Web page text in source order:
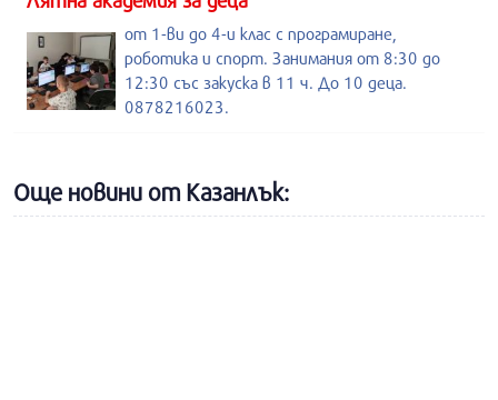
от 1-ви до 4-и клас с програмиране,
роботика и спорт. Занимания от 8:30 до
12:30 със закуска в 11 ч. До 10 деца.
0878216023.
Още новини от Казанлък: